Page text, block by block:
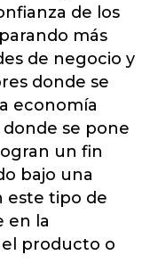
de los
más
de negocio y
donde se
economía
se pone
un fin
bajo una
este tipo de
en la
producto o